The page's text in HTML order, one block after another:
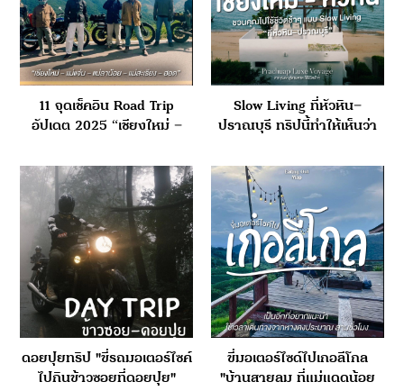
11 จุดเช็คอิน Road Trip
อัปเดต 2025 “เชียงใหม่ –
แม่สะเรียง – ฮอด” เส้นทาง
แห่งภูเขา วิวสุดสายตา และ
รสชาติของการเดินทาง
Slow Living ที่หัวหิน–
ปราณบุรี ทริปนี้ทำให้เห็นว่า
รีบเสมอไป แค่บินตรงจาก
เชียงใหม่เพียงชั่วโมงนิด ๆ
ก็ได้มาสัมผัสทะเล หาดทราย
ซีฟู้ด วิถีท้องถิ่น และการพัก
ผ่อนแบบหรูหราในที่เดียว
หัวหิน–ปราณบุรีจึงไม่ใช่แค่
จุดหมายปลายทาง แต่เป็น
ประสบการณ์ ที่ผสมผสาน
ความสงบ หรูหรา และวิถีชีวิต
จริง ๆ ของผู้คน
ดอยปุยทริป "ขี่รถมอเตอร์ไซค์
ไปกินข้าวซอยที่ดอยปุย"
ขี่มอเตอร์ไซด์ไปเกอลีโกล
"บ้านสายลม ที่แม่แดดน้อย